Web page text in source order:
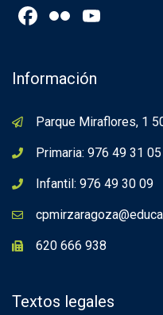
Facebook
Flickr
Información
Parque Miraflores, 1
Primaria: 976 49 31 05
Infantil: 976 49 30 09
620 666 938
Textos legales